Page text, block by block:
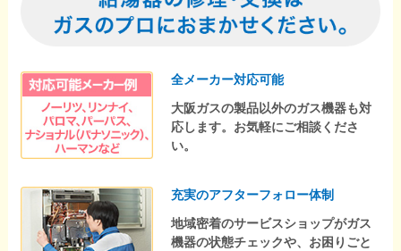
全メーカー対応可能
大阪ガスの製品以外のガス機器も対
応します。お気軽にご相談くださ
い。
充実のアフターフォロー体制
地域密着のサービスショップがガス
機器の状態チェックや、お困りごと